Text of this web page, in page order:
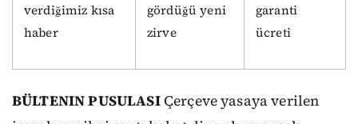
verdiğimiz kısa
haber
gördüğü yeni
zirve
garanti
ücreti
BÜLTENIN PUSULASIÇerçeve yasaya verilen